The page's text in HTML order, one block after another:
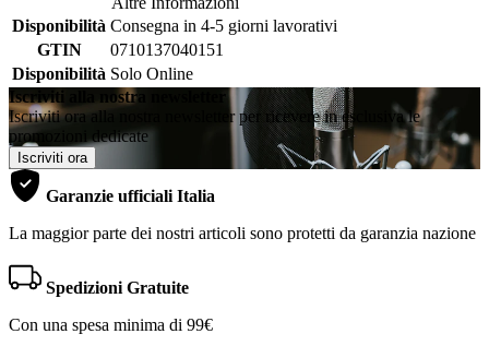
Disponibilità Consegna in 4-5 giorni lavorativi
GTIN
0710137040151
Disponibilità Solo Online
Iscriviti alla nostra newsletter
Iscriviti ora alla nostra newsletter per ricevere in esclusiva le
promozioni dedicate
Iscriviti ora
Garanzie ufficiali Italia
La maggior parte dei nostri articoli sono protetti da garanzia nazione
Spedizioni Gratuite
Con una spesa minima di 99€